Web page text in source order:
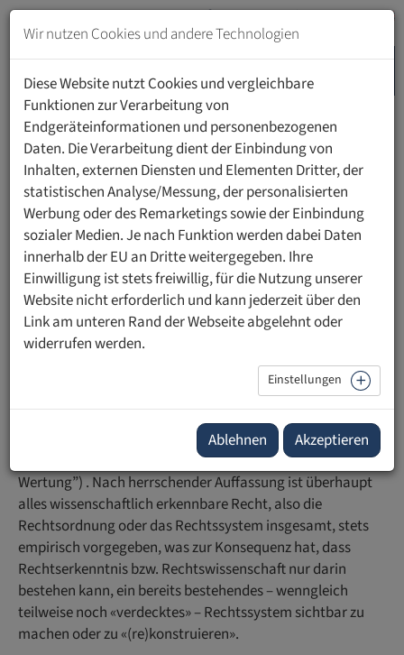
Zum
Inhalt
springen
Navigation
springen
HOME
FORSCHUNG
ÜBERPRÜFUNG UNGESCHRIEBENER RECHTSPRINZIPIEN
Überprüfung ungeschriebener
Rechtsprinzipien
Erläuterung:
1. Dieser Forschungsschwerpunkt schliesst unmittelbar an
die Feststellung an, dass das positive Recht eine Vielzahl
ungeschriebener Rechtsprinzipien enthält, deren
Erkenntnis jedoch – nach der herrschenden Rechtstheorie
– nur in deren wertungspassiver Entdeckung im positiven
Recht bestehen kann (siehe dazu den
Forschungsschwerpunkt “Rechtserkenntnis und
Wertung”) . Nach herrschender Auffassung ist überhaupt
alles wissenschaftlich erkennbare Recht, also die
Rechtsordnung oder das Rechtssystem insgesamt, stets
empirisch vorgegeben, was zur Konsequenz hat, dass
Rechtserkenntnis bzw. Rechtswissenschaft nur darin
bestehen kann, ein bereits bestehendes – wenngleich
teilweise noch «verdecktes» – Rechtssystem sichtbar zu
machen oder zu «(re)konstruieren».
Wir nutzen Cookies und andere Technologien
Diese Website nutzt Cookies und vergleichbare
Funktionen zur Verarbeitung von
Endgeräteinformationen und personenbezogenen
Daten. Die Verarbeitung dient der Einbindung von
Inhalten, externen Diensten und Elementen Dritter, der
statistischen Analyse/Messung, der personalisierten
Werbung oder des Remarketings sowie der Einbindung
sozialer Medien. Je nach Funktion werden dabei Daten
innerhalb der EU an Dritte weitergegeben. Ihre
Einwilligung ist stets freiwillig, für die Nutzung unserer
Website nicht erforderlich und kann jederzeit über den
Link am unteren Rand der Webseite abgelehnt oder
widerrufen werden.
Einstellungen
Ablehnen Akzeptieren